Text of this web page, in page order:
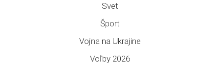
Svet
Šport
Vojna na Ukrajine
Voľby 2026